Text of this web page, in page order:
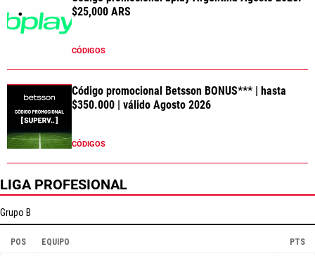
$25,000 ARS
CÓDIGOS
Código promocional Betsson BONUS*** | hasta
$350.000 | válido Agosto 2026
CÓDIGOS
LIGA PROFESIONAL